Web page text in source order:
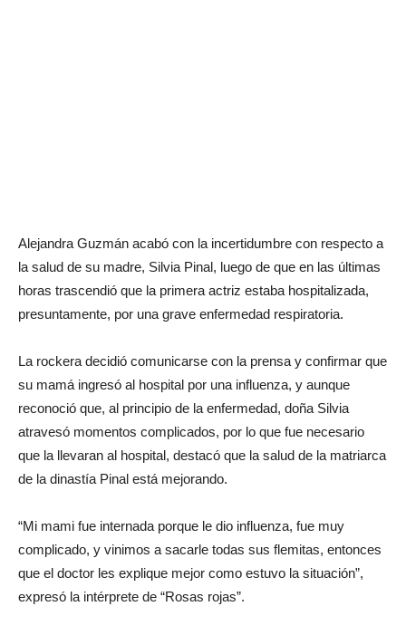
Alejandra Guzmán acabó con la incertidumbre con respecto a
la salud de su madre, Silvia Pinal, luego de que en las últimas
horas trascendió que la primera actriz estaba hospitalizada,
presuntamente, por una grave enfermedad respiratoria.
La rockera decidió comunicarse con la prensa y confirmar que
su mamá ingresó al hospital por una influenza, y aunque
reconoció que, al principio de la enfermedad, doña Silvia
atravesó momentos complicados, por lo que fue necesario
que la llevaran al hospital, destacó que la salud de la matriarca
de la dinastía Pinal está mejorando.
“Mi mami fue internada porque le dio influenza, fue muy
complicado, y vinimos a sacarle todas sus flemitas, entonces
que el doctor les explique mejor como estuvo la situación”,
expresó la intérprete de “Rosas rojas”.